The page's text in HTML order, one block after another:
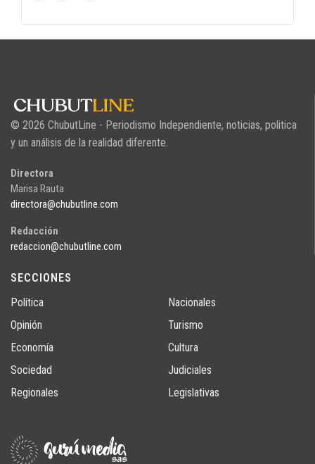
© 2026 ChubutLine - Periodismo Independiente, noticias, politica
y un análisis de la realidad diferente.
Directora
Marisa Rauta
directora@chubutline.com
Redacción
redaccion@chubutline.com
SECCIONES
Política
Opinión
Economía
Sociedad
Regionales
Nacionales
Turismo
Cultura
Judiciales
Legislativas